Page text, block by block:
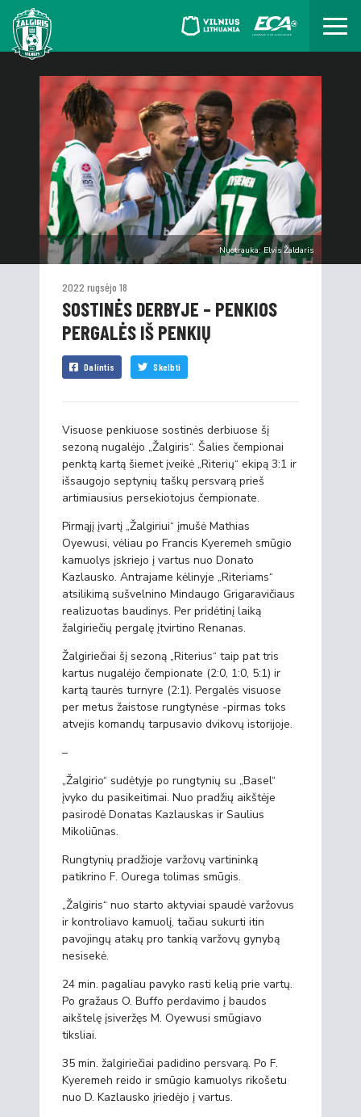
Nuotrauka: Elvis Žaldaris
2022 rugsėjo 18
SOSTINĖS DERBYJE – PENKIOS
PERGALĖS IŠ PENKIŲ
Dalintis Skelbti
Visuose penkiuose sostinės derbiuose šį
sezoną nugalėjo „Žalgiris“. Šalies čempionai
penktą kartą šiemet įveikė „Riterių“ ekipą 3:1 ir
išsaugojo septynių taškų persvarą prieš
artimiausius persekiotojus čempionate.
Pirmąjį įvartį „Žalgiriui“ įmušė Mathias
Oyewusi, vėliau po Francis Kyeremeh smūgio
kamuolys įskriejo į vartus nuo Donato
Kazlausko. Antrajame kėlinyje „Riteriams“
atsilikimą sušvelnino Mindaugo Grigaravičiaus
realizuotas baudinys. Per pridėtinį laiką
žalgiriečių pergalę įtvirtino Renanas.
Žalgiriečiai šį sezoną „Riterius“ taip pat tris
kartus nugalėjo čempionate (2:0, 1:0, 5:1) ir
kartą taurės turnyre (2:1). Pergalės visuose
per metus žaistose rungtynėse -pirmas toks
atvejis komandų tarpusavio dvikovų istorijoje.
–
„Žalgirio“ sudėtyje po rungtynių su „Basel“
įvyko du pasikeitimai. Nuo pradžių aikštėje
pasirodė Donatas Kazlauskas ir Saulius
Mikoliūnas.
Rungtynių pradžioje varžovų vartininką
patikrino F. Ourega tolimas smūgis.
„Žalgiris“ nuo starto aktyviai spaudė varžovus
ir kontroliavo kamuolį, tačiau sukurti itin
pavojingų atakų pro tankią varžovų gynybą
nesisekė.
24 min. pagaliau pavyko rasti kelią prie vartų.
Po gražaus O. Buffo perdavimo į baudos
aikštelę įsiveržęs M. Oyewusi smūgiavo
tiksliai.
35 min. žalgiriečiai padidino persvarą. Po F.
Kyeremeh reido ir smūgio kamuolys rikošetu
nuo D. Kazlausko įriedėjo į vartus.